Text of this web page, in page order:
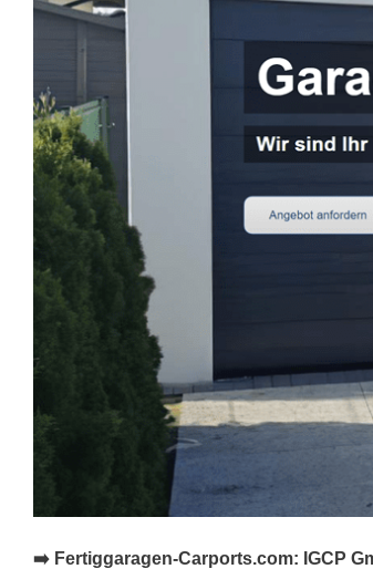
➡️ Fertiggaragen-Carports.com: IGCP